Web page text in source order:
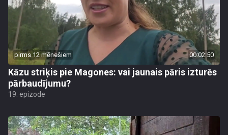
pirms 12 mēnešiem 00:02:50
Kāzu striķis pie Magones: vai jaunais pāris izturēs
pārbaudījumu?
19. epizode